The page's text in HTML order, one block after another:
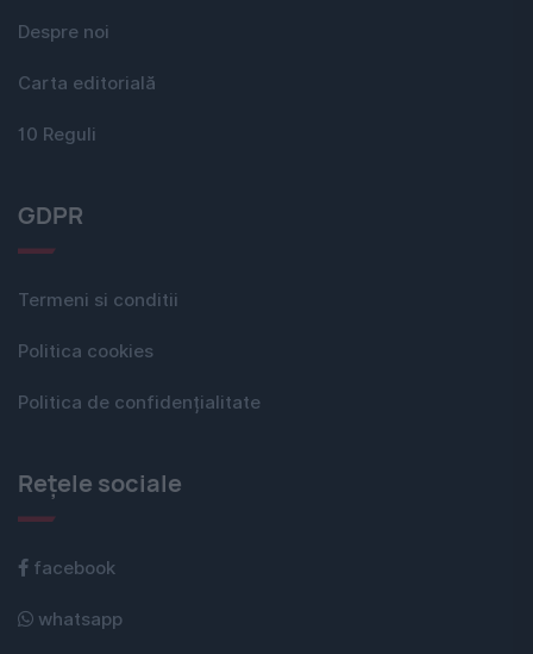
Despre noi
Carta editorială
10 Reguli
GDPR
Termeni si conditii
Politica cookies
Politica de confidențialitate
Rețele sociale
facebook
whatsapp